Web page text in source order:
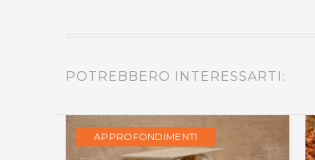
POTREBBERO INTERESSARTI:
APPROFONDIMENTI